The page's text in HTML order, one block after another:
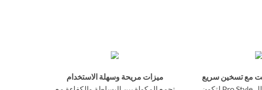
مع تسخين سريع
ميزات مريحة وسهلة الاستخدام